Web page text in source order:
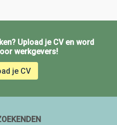
Upload je CV en word
werkgevers!
je CV